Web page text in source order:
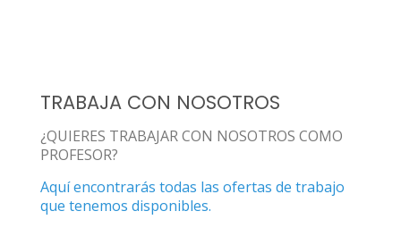
TRABAJA CON NOSOTROS
¿QUIERES TRABAJAR CON NOSOTROS COMO
PROFESOR?
Aquí encontrarás todas las ofertas de trabajo
que tenemos disponibles.